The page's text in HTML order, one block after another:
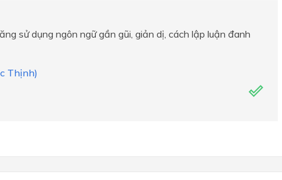
sử dụng ngôn ngữ gần gũi, giản dị, cách lập luận đanh
Thịnh)